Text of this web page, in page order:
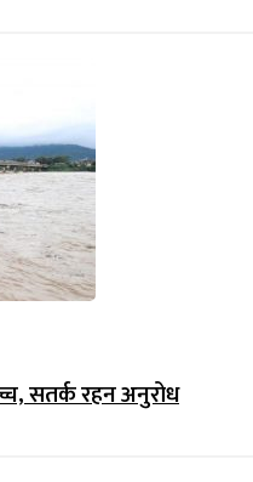
सतर्क रहन अनुरोध